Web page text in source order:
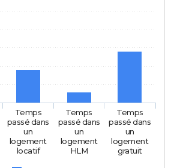
Temps
passé dans
un
logement
locatif
Temps
passé dans
un
logement
HLM
Temps
passé dans
un
logement
gratuit